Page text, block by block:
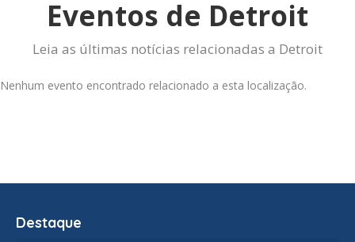
Eventos de Detroit
Leia as últimas notícias relacionadas a Detroit
Nenhum evento encontrado relacionado a esta localização.
Destaque